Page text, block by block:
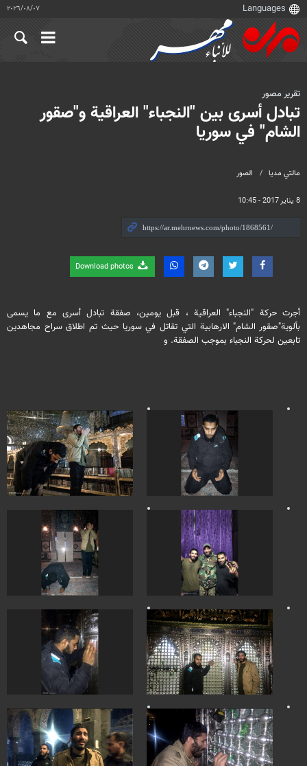
٠٧‏/٠٨‏/٢٠٢٦
مالتي مدیا الصور
8 يناير 2017 - 10:45
تقرير مصور
تبادل أسرى بين "النجباء" العراقية و"صقور
الشام" في سوريا
أجرت حركة "النجباء" العراقية ، قبل يومين، صفقة تبادل أسرى مع ما يسمى
بألوية"صقور الشام" الارهابية التي تقاتل في سوريا حيث تم اطلاق سراح مجاهدين
تابعين لحركة النجباء بموجب الصفقة. و